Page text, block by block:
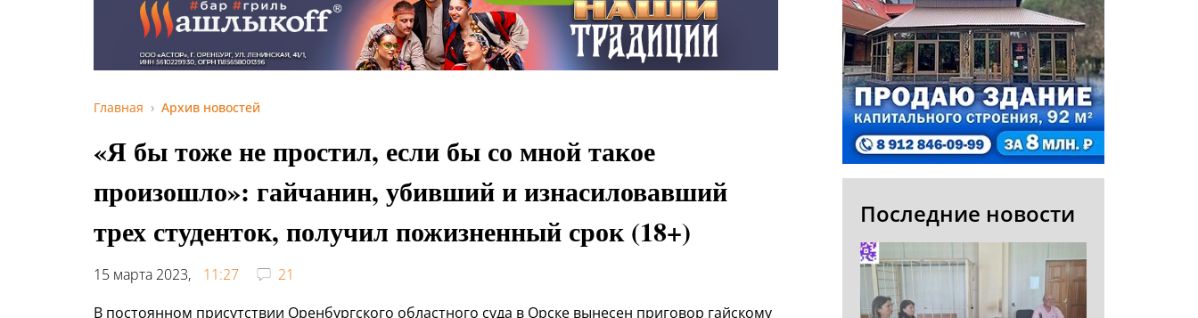
Главная Архив новостей
«Я бы тоже не простил, если бы со мной такое
произошло»: гайчанин, убивший и изнасиловавший
трех студенток, получил пожизненный срок (18+)
15 марта 2023, 11:27
21
В постоянном присутствии Оренбургского областного суда в Орске вынесен приговор гайскому
Последние новости